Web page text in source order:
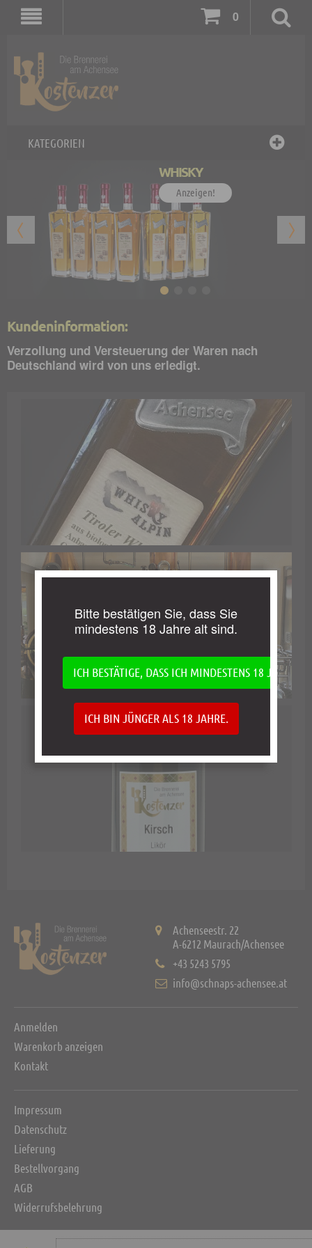
0
KATEGORIEN
WHISKY
Anzeigen!
Kundeninformation:
Verzollung und Versteuerung der Waren nach
Deutschland wird von uns erledigt.
Achenseestr. 22
A-6212 Maurach/Achensee
+43 5243 5795
info@schnaps-achensee.at
Anmelden
Warenkorb anzeigen
Kontakt
Impressum
Datenschutz
Lieferung
Bestellvorgang
AGB
Widerrufsbelehrung
Bitte bestätigen Sie, dass Sie
mindestens 18 Jahre alt sind.
ICH BESTÄTIGE, DASS ICH MINDESTENS 18 JAHRE
ICH BIN JÜNGER ALS 18 JAHRE.